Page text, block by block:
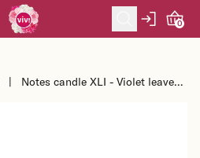
0
|
Notes candle XLI - Violet leaves